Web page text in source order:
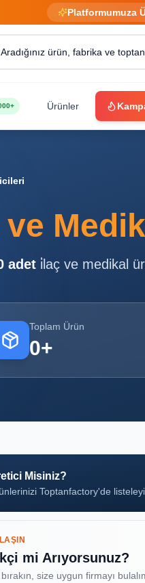
Platformumuza
Ürünler
ve
adet i̇laç ve medikal
Toplam Ürün
0+
Misiniz?
Toptanfactory'de
mi Arıyorsunuz?
size uygun firmayı